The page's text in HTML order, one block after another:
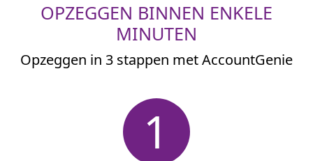
OPZEGGEN BINNEN ENKELE
MINUTEN
Opzeggen in 3 stappen met AccountGenie
1